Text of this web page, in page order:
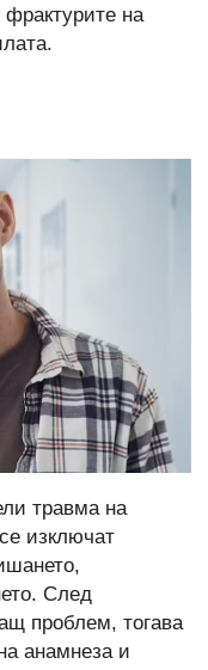
на
травма на
изключат
След
проблем, тогава
анамнеза и